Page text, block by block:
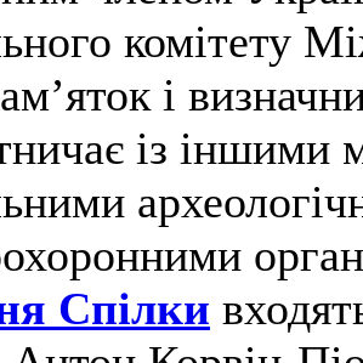
комітету
і
із іншими
Спілки